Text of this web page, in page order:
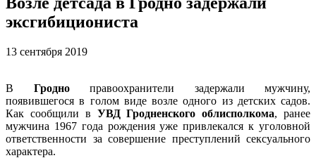
эксгибициониста
13 сентября 2019
В Гродноправоохранители задержали мужчину,
появившегося в голом виде возле одного из детских садов.
Как сообщили в УВД Гродненского облисполкома, ранее
мужчина 1967 года рождения уже привлекался к уголовной
ответственности за совершение преступлений сексуального
характера.